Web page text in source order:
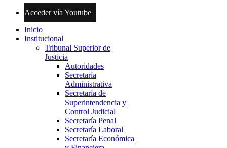
Acceder vía Youtube
Inicio
Institucional
Tribunal Superior de
Justicia
Autoridades
Secretaría
Administrativa
Secretaría de
Superintendencia y
Control Judicial
Secretaría Penal
Secretaría Laboral
Secretaría Económica